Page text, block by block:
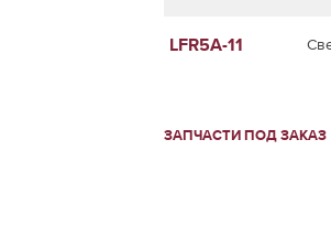
LFR5A-11
ЗАПЧАСТИ ПОД ЗАКАЗ